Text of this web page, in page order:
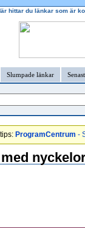
hittar du länkar som är
Slumpade länkar
ProgramCentrum -